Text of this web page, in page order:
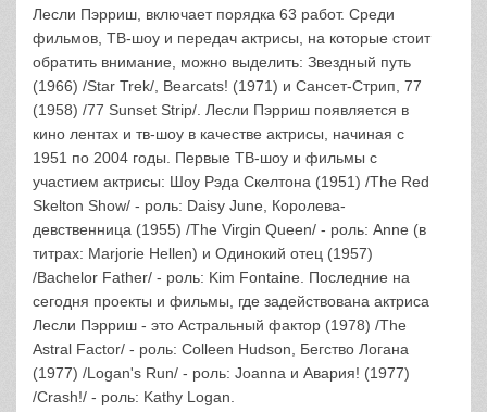
Лесли Пэрриш, включает порядка 63 работ. Среди
фильмов, ТВ-шоу и передач актрисы, на которые стоит
обратить внимание, можно выделить: Звездный путь
(1966) /Star Trek/, Bearcats! (1971) и Сансет-Стрип, 77
(1958) /77 Sunset Strip/. Лесли Пэрриш появляется в
кино лентах и тв-шоу в качестве актрисы, начиная с
1951 по 2004 годы. Первые ТВ-шоу и фильмы с
участием актрисы: Шоу Рэда Скелтона (1951) /The Red
Skelton Show/ - роль: Daisy June, Королева-
девственница (1955) /The Virgin Queen/ - роль: Anne (в
титрах: Marjorie Hellen) и Одинокий отец (1957)
/Bachelor Father/ - роль: Kim Fontaine. Последние на
сегодня проекты и фильмы, где задействована актриса
Лесли Пэрриш - это Астральный фактор (1978) /The
Astral Factor/ - роль: Colleen Hudson, Бегство Логана
(1977) /Logan's Run/ - роль: Joanna и Авария! (1977)
/Crash!/ - роль: Kathy Logan.